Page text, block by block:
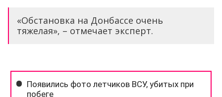
«Обстановка на Донбассе очень
тяжелая», – отмечает эксперт.